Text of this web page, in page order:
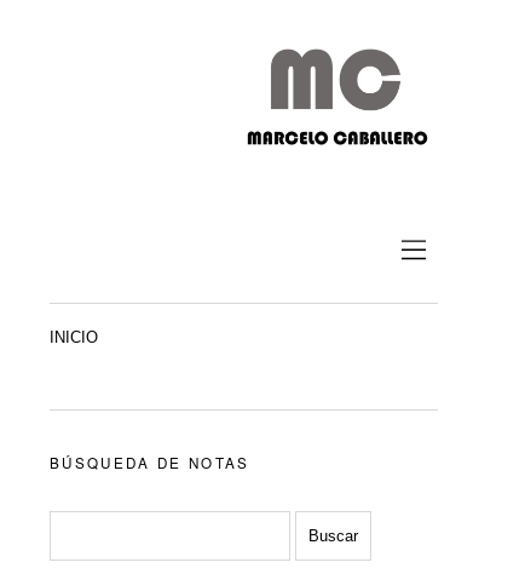
INICIO
BÚSQUEDA DE NOTAS